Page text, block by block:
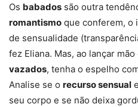
Os babados são outra
romantismo que conferem, o
de sensualidade
fez Eliana. Mas, ao lançar mão
vazados, tenha o espelho
Analise se o recurso sensual
seu corpo e se não deixa